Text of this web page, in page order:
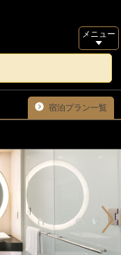
メニュー
宿泊プラン一覧